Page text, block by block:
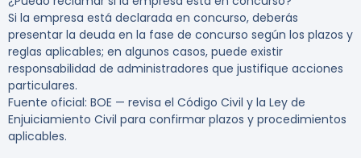
Si la empresa está declarada en concurso, deberás
presentar la deuda en la fase de concurso según los plazos y
reglas aplicables; en algunos casos, puede existir
responsabilidad de administradores que justifique acciones
particulares.
Fuente oficial: BOE — revisa el Código Civil y la Ley de
Enjuiciamiento Civil para confirmar plazos y procedimientos
aplicables.